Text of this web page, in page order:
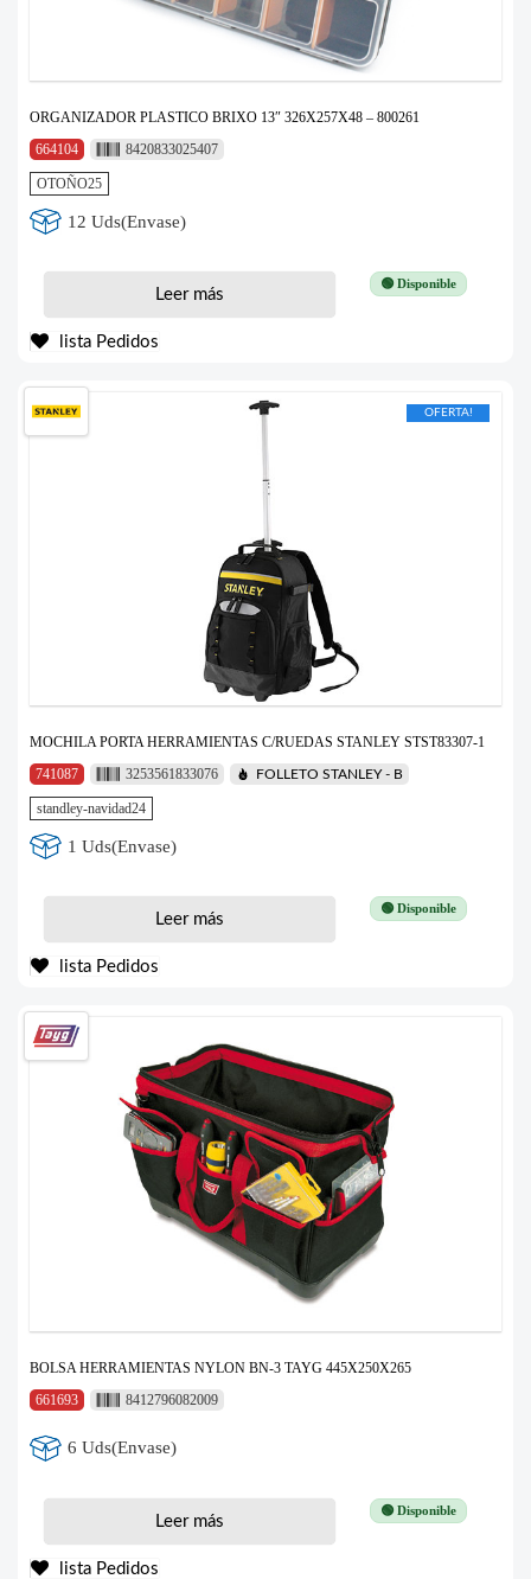
ORGANIZADOR PLASTICO BRIXO 13″ 326X257X48 – 800261
664104
8420833025407
OTOÑO25
12 Uds(Envase)
🟢 Disponible
Leer más
lista Pedidos
OFERTA!
MOCHILA PORTA HERRAMIENTAS C/RUEDAS STANLEY STST83307-1
741087
3253561833076 FOLLETO STANLEY - B
standley-navidad24
1 Uds(Envase)
🟢 Disponible
Leer más
lista Pedidos
BOLSA HERRAMIENTAS NYLON BN-3 TAYG 445X250X265
661693
8412796082009
6 Uds(Envase)
🟢 Disponible
Leer más
lista Pedidos